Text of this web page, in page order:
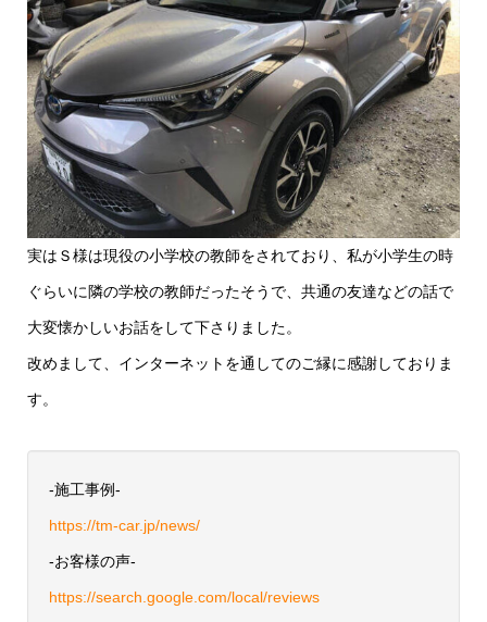
実はＳ様は現役の小学校の教師をされており、私が小学生の時
ぐらいに隣の学校の教師だったそうで、共通の友達などの話で
大変懐かしいお話をして下さりました。
改めまして、インターネットを通してのご縁に感謝しておりま
す。
-施工事例-
https://tm-car.jp/news/
-お客様の声-
https://search.google.com/local/reviews